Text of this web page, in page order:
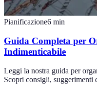
Pianificazione6 min
Guida Completa per
Indimenticabile
Leggi la nostra guida per
Scopri consigli, suggerimenti